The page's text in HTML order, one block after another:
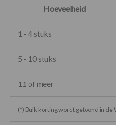
Hoeveelheid
1 - 4 stuks
5 - 10 stuks
11 of meer
(*) Bulk korting wordt getoond in de